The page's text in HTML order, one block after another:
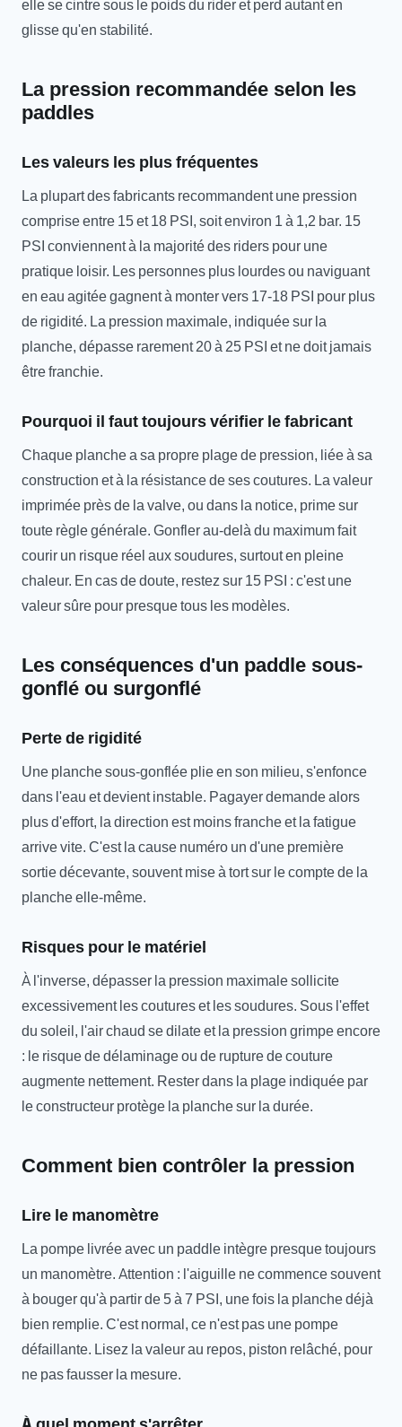
glisse qu'en stabilité.
La pression recommandée selon les
paddles
Les valeurs les plus fréquentes
La plupart des fabricants recommandent une pression
comprise entre 15 et 18 PSI, soit environ 1 à 1,2 bar. 15
PSI conviennent à la majorité des riders pour une
pratique loisir. Les personnes plus lourdes ou naviguant
en eau agitée gagnent à monter vers 17-18 PSI pour plus
de rigidité. La pression maximale, indiquée sur la
planche, dépasse rarement 20 à 25 PSI et ne doit jamais
être franchie.
Pourquoi il faut toujours vérifier le fabricant
Chaque planche a sa propre plage de pression, liée à sa
construction et à la résistance de ses coutures. La valeur
imprimée près de la valve, ou dans la notice, prime sur
toute règle générale. Gonfler au-delà du maximum fait
courir un risque réel aux soudures, surtout en pleine
chaleur. En cas de doute, restez sur 15 PSI : c'est une
valeur sûre pour presque tous les modèles.
Les conséquences d'un paddle sous-
gonflé ou surgonflé
Perte de rigidité
Une planche sous-gonflée plie en son milieu, s'enfonce
dans l'eau et devient instable. Pagayer demande alors
plus d'effort, la direction est moins franche et la fatigue
arrive vite. C'est la cause numéro un d'une première
sortie décevante, souvent mise à tort sur le compte de la
planche elle-même.
Risques pour le matériel
À l'inverse, dépasser la pression maximale sollicite
excessivement les coutures et les soudures. Sous l'effet
du soleil, l'air chaud se dilate et la pression grimpe encore
: le risque de délaminage ou de rupture de couture
augmente nettement. Rester dans la plage indiquée par
le constructeur protège la planche sur la durée.
Comment bien contrôler la pression
Lire le manomètre
La pompe livrée avec un paddle intègre presque toujours
un manomètre. Attention : l'aiguille ne commence souvent
à bouger qu'à partir de 5 à 7 PSI, une fois la planche déjà
bien remplie. C'est normal, ce n'est pas une pompe
défaillante. Lisez la valeur au repos, piston relâché, pour
ne pas fausser la mesure.